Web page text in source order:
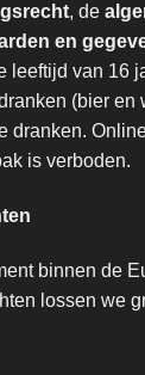
, de
en
leeftijd van 16
(bier en
dranken.
is verboden.
binnen de
lossen we